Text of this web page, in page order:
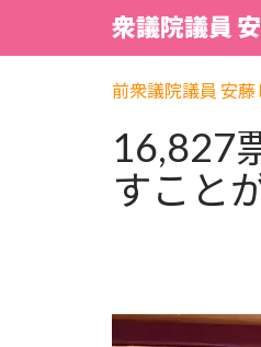
衆議院議員
前衆議院議員 安
16,827
すこと